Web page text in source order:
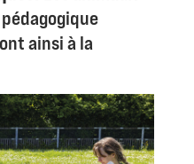
ainsi à la